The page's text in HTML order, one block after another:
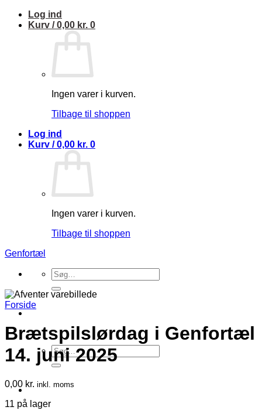
FortsætLog ind
Kurv /0,00 kr. 0
Ingen varer i kurven.
Tilbage til shoppen
Log ind
Kurv /0,00 kr. 0
Ingen varer i kurven.
Tilbage til shoppen
Genfortæl
Søg
efter:
Søg
efter:
Forside
Brætspilslørdag i Genfortæl
14. juni 2025
0,00 kr. inkl. moms
11 på lager